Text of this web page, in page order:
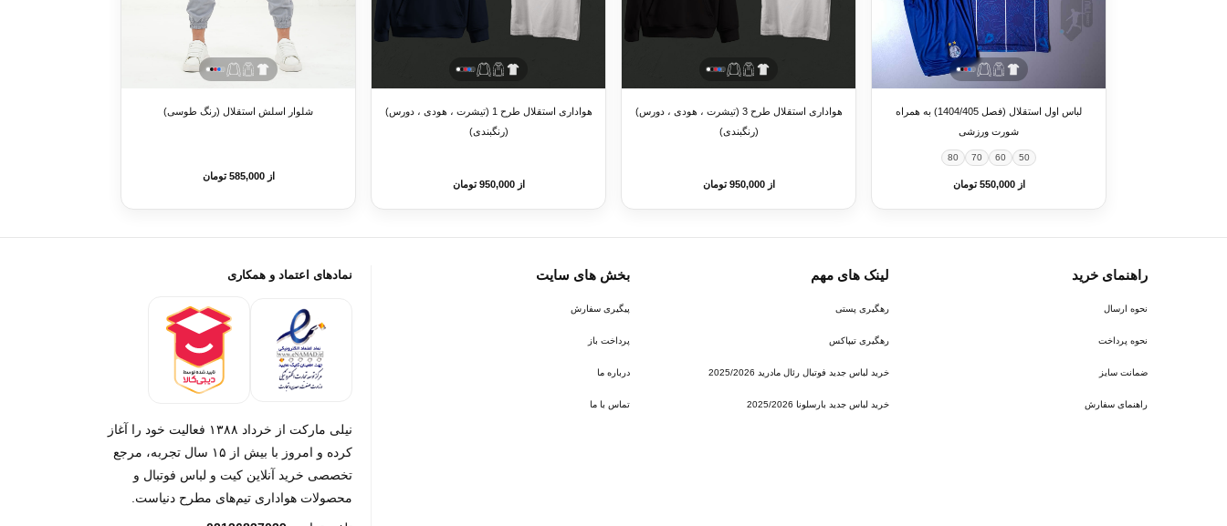
لباس اول استقلال (فصل 1404/405) به همراه
شورت ورزشی
50
60
70
80
از 550,000 تومان
هواداری استقلال طرح 3 (تیشرت ، هودی ، دورس)
(رنگبندی)
از 950,000 تومان
هواداری استقلال طرح 1 (تیشرت ، هودی ، دورس)
(رنگبندی)
از 950,000 تومان
شلوار اسلش استقلال (رنگ طوسی)
از 585,000 تومان
راهنمای خرید
نحوه ارسال
نحوه پرداخت
ضمانت سایز
راهنمای سفارش
لینک های مهم
رهگیری پستی
رهگیری تیپاکس
خرید لباس جدید فوتبال رئال مادرید 2025/2026
خرید لباس جدید بارسلونا 2025/2026
بخش های سایت
پیگیری سفارش
پرداخت باز
درباره ما
تماس با ما
نمادهای اعتماد و همکاری
نیلی مارکت از خرداد ۱۳۸۸ فعالیت خود را آغاز
کرده و امروز با بیش از ۱۵ سال تجربه، مرجع
تخصصی خرید آنلاین کیت و لباس فوتبال و
محصولات هواداری تیم‌های مطرح دنیاست.